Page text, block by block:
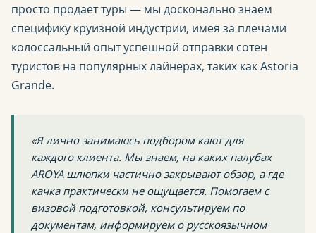
просто продает туры — мы досконально знаем
специфику круизной индустрии, имея за плечами
колоссальный опыт успешной отправки сотен
туристов на популярных лайнерах, таких как Astoria
Grande.
«Я лично занимаюсь подбором кают для
каждого клиента. Мы знаем, на каких палубах
AROYA шлюпки частично закрывают обзор, а где
качка практически не ощущается. Помогаем с
визовой подготовкой, консультируем по
документам, информируем о русскоязычном